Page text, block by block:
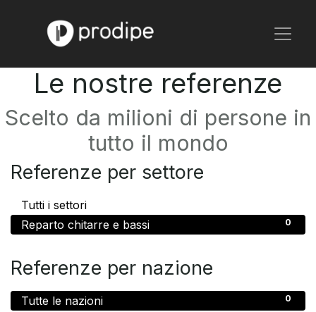
Le nostre referenze
Scelto da milioni di persone in
tutto il mondo
Referenze per settore
Tutti i settori
0
Reparto chitarre e bassi
Referenze per nazione
0
Tutte le nazioni